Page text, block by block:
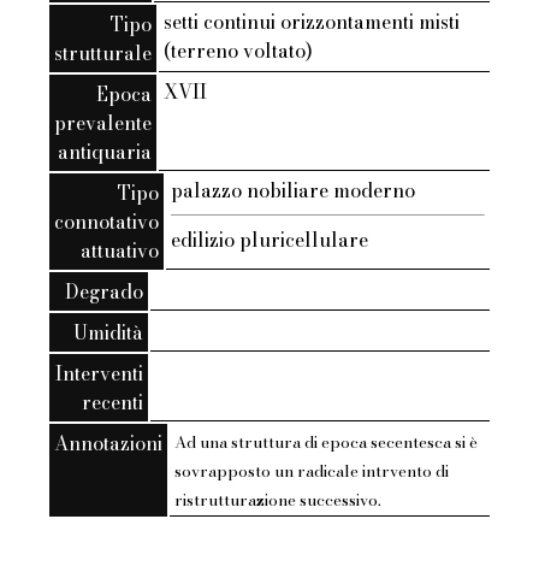
Tipo
strutturale
setti continui orizzontamenti misti
(terreno voltato)
Epoca
prevalente
antiquaria
XVII
Tipo
connotativo
attuativo
palazzo nobiliare moderno
edilizio pluricellulare
Degrado
Umidità
Interventi
recenti
Annotazioni Ad una struttura di epoca secentesca si è
sovrapposto un radicale intrvento di
ristrutturazione successivo.